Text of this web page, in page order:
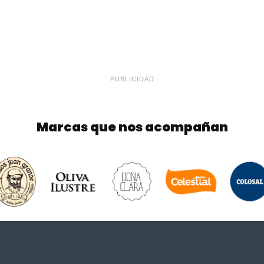
PUBLICIDAD
Marcas que nos acompañan